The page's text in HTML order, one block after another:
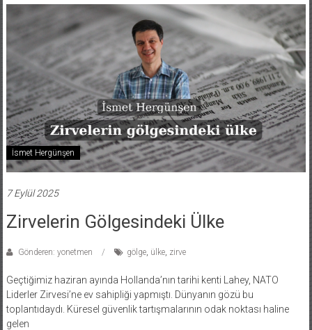
İsmet Hergünşen
7 Eylül 2025
Zirvelerin Gölgesindeki Ülke
Gönderen: yonetmen gölge, ülke, zirve
Geçtiğimiz haziran ayında Hollanda’nın tarihi kenti Lahey, NATO
Liderler Zirvesi’ne ev sahipliği yapmıştı. Dünyanın gözü bu
toplantıdaydı. Küresel güvenlik tartışmalarının odak noktası haline
gelen